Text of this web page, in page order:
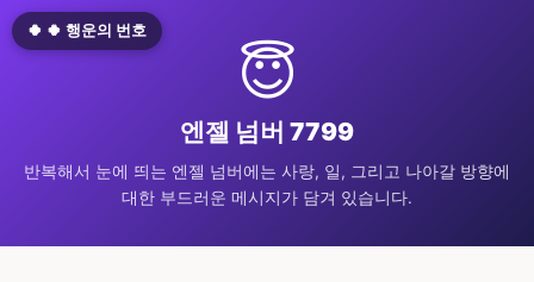
😇
엔젤 넘버 7799
반복해서 눈에 띄는 엔젤 넘버에는 사랑, 일, 그리고 나아갈 방향에
대한 부드러운 메시지가 담겨 있습니다.
🍀 🍀 행운의 번호